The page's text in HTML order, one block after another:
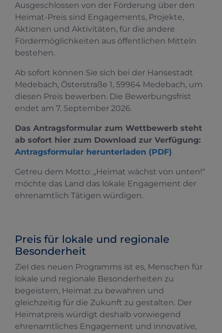
Ausgeschlossen von der Förderung über den
Heimat-Preis sind Engagements, Projekte,
Aktionen und Aktivitäten, für die andere
Fördermöglichkeiten aus öffentlichen Mitteln
bestehen.
Ab sofort können Sie sich bei der Hansestadt
Medebach, Österstraße 1, 59964 Medebach, um
diesen Preis bewerben. Die Bewerbungsfrist
endet am 7. September 2026.
Das Antragsformular zum Wettbewerb steht
ab sofort hier zum Download zur Verfügung:
Antragsformular herunterladen (PDF)
Getreu dem Motto: „Heimat wächst von unten!“
möchte das Land das lokale Engagement der
ehrenamtlich Tätigen würdigen.
Preis für lokale und regionale
Besonderheit
Ziel des neuen Programms ist es, Menschen für
lokale und regionale Besonderheiten zu
begeistern, Heimat zu bewahren und
gleichzeitig für die Zukunft zu gestalten. Der
Heimatpreis würdigt deshalb vorwiegend
ehrenamtliches Engagement und innovative,